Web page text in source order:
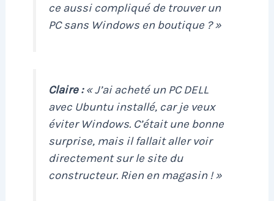
ce aussi compliqué de trouver un
PC sans Windows en boutique ? »
Claire :« J’ai acheté un PC DELL
avec Ubuntu installé, car je veux
éviter Windows. C’était une bonne
surprise, mais il fallait aller voir
directement sur le site du
constructeur. Rien en magasin ! »